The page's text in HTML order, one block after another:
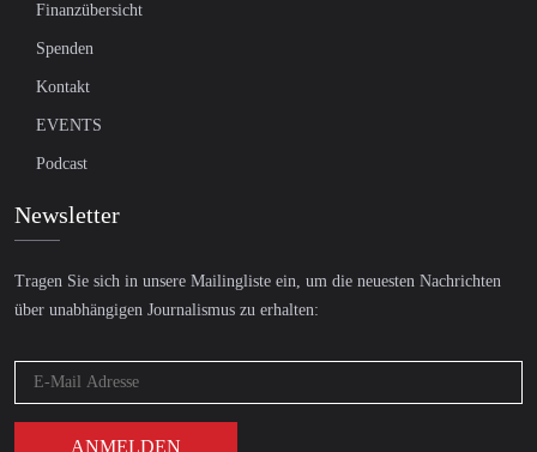
Finanzübersicht
Spenden
Kontakt
EVENTS
Podcast
Newsletter
Tragen Sie sich in unsere Mailingliste ein, um die neuesten Nachrichten
über unabhängigen Journalismus zu erhalten: